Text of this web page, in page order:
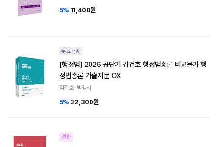
5% 11,400원
무료배송
[행정법] 2026 공단기 김건호 행정법총론 비교불가 행
정법총론 기출지문 OX
김건호 · 박영사
5% 32,300원
절판